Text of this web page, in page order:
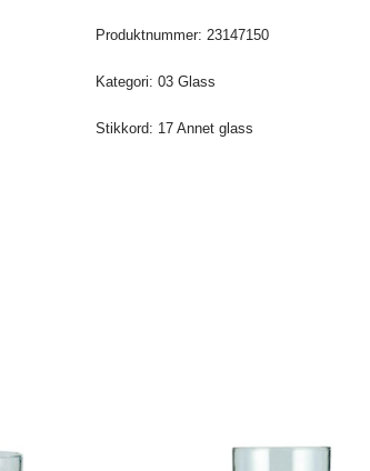
Produktnummer: 23147150
Kategori:03 Glass
Stikkord: 17 Annet glass